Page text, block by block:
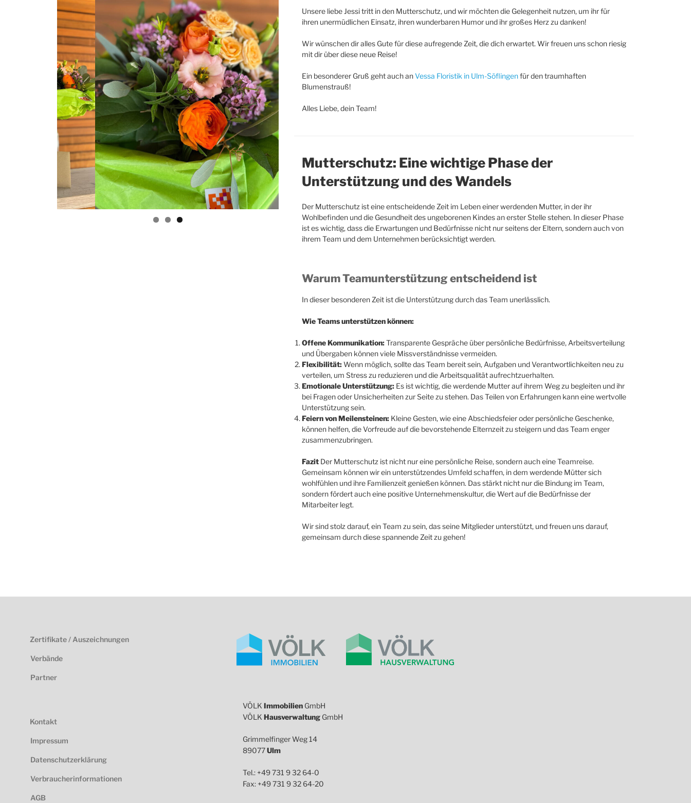
Unsere liebe Jessi tritt in den Mutterschutz, und wir möchten die Gelegenheit nutzen, um ihr für
ihren unermüdlichen Einsatz, ihren wunderbaren Humor und ihr großes Herz zu danken!
Wir wünschen dir alles Gute für diese aufregende Zeit, die dich erwartet. Wir freuen uns schon riesig
mit dir über diese neue Reise!
Ein besonderer Gruß geht auch anVessa Floristik in Ulm-Söflingenfür den traumhaften
Blumenstrauß!
Alles Liebe, dein Team!
Mutterschutz: Eine wichtige Phase der
Unterstützung und des Wandels
Der Mutterschutz ist eine entscheidende Zeit im Leben einer werdenden Mutter, in der ihr
Wohlbefinden und die Gesundheit des ungeborenen Kindes an erster Stelle stehen. In dieser Phase
ist es wichtig, dass die Erwartungen und Bedürfnisse nicht nur seitens der Eltern, sondern auch von
ihrem Team und dem Unternehmen berücksichtigt werden.
Warum Teamunterstützung entscheidend ist
In dieser besonderen Zeit ist die Unterstützung durch das Team unerlässlich.
Wie Teams unterstützen können:
Offene Kommunikation:Transparente Gespräche über persönliche Bedürfnisse, Arbeitsverteilung
und Übergaben können viele Missverständnisse vermeiden.
Flexibilität:Wenn möglich, sollte das Team bereit sein, Aufgaben und Verantwortlichkeiten neu zu
verteilen, um Stress zu reduzieren und die Arbeitsqualität aufrechtzuerhalten.
Emotionale Unterstützung:Es ist wichtig, die werdende Mutter auf ihrem Weg zu begleiten und ihr
bei Fragen oder Unsicherheiten zur Seite zu stehen. Das Teilen von Erfahrungen kann eine wertvolle
Unterstützung sein.
Feiern von Meilensteinen:Kleine Gesten, wie eine Abschiedsfeier oder persönliche Geschenke,
können helfen, die Vorfreude auf die bevorstehende Elternzeit zu steigern und das Team enger
zusammenzubringen.
FazitDer Mutterschutz ist nicht nur eine persönliche Reise, sondern auch eine Teamreise.
Gemeinsam können wir ein unterstützendes Umfeld schaffen, in dem werdende Mütter sich
wohlfühlen und ihre Familienzeit genießen können. Das stärkt nicht nur die Bindung im Team,
sondern fördert auch eine positive Unternehmenskultur, die Wert auf die Bedürfnisse der
Mitarbeiter legt.
Wir sind stolz darauf, ein Team zu sein, das seine Mitglieder unterstützt, und freuen uns darauf,
gemeinsam durch diese spannende Zeit zu gehen!
Zertifikate / Auszeichnungen
Verbände
Partner
Kontakt
Impressum
Datenschutzerklärung
Verbraucherinformationen
AGB
VÖLK Immobilien GmbH
VÖLK Hausverwaltung GmbH
Grimmelfinger Weg 14
89077Ulm
Tel.: +49 731 9 32 64-0
Fax: +49 731 9 32 64-20